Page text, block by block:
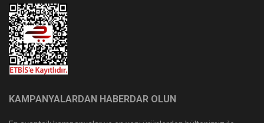
KAMPANYALARDAN HABERDAR OLUN